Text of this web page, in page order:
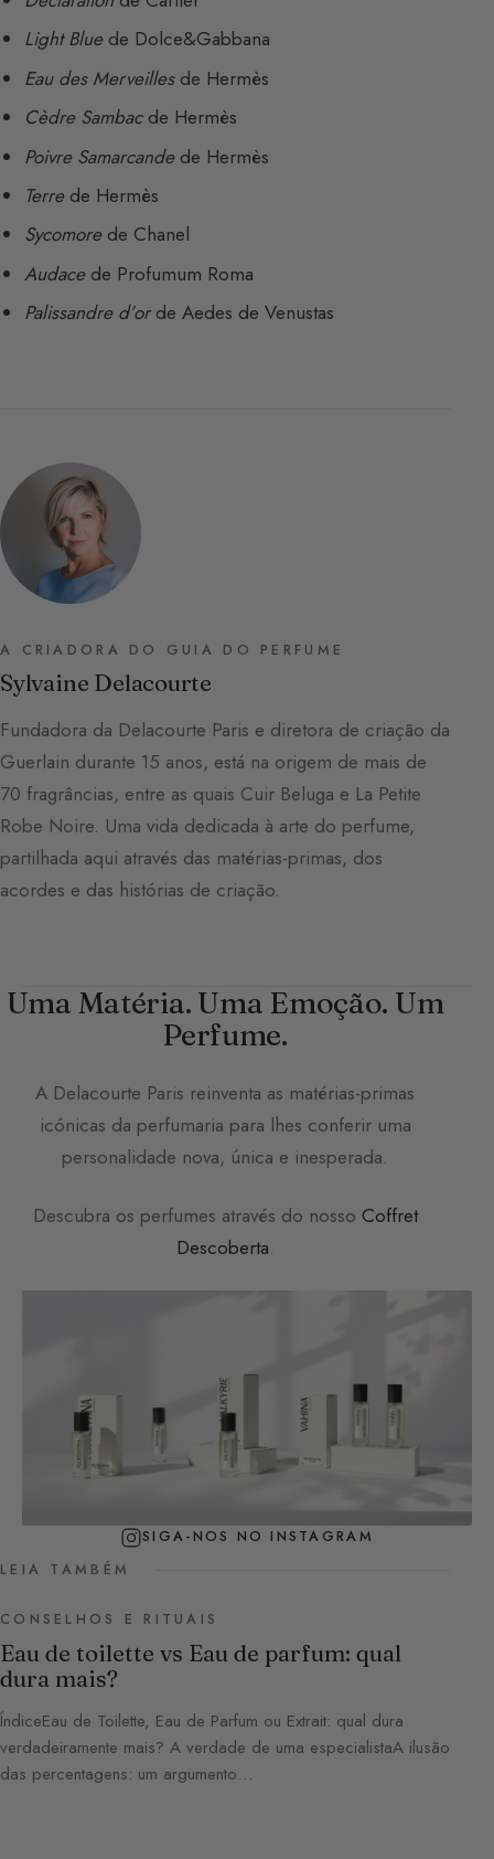
Light Bluede Dolce&Gabbana
Eau des Merveillesde Hermès
Cèdre Sambacde Hermès
Poivre Samarcandede Hermès
Terrede Hermès
Sycomorede Chanel
Audacede Profumum Roma
Palissandre d’orde Aedes de Venustas
A CRIADORA DO GUIA DO PERFUME
Sylvaine Delacourte
Fundadora da Delacourte Paris e diretora de criação da
Guerlain durante 15 anos, está na origem de mais de
70 fragrâncias, entre as quais Cuir Beluga e La Petite
Robe Noire. Uma vida dedicada à arte do perfume,
partilhada aqui através das matérias-primas, dos
acordes e das histórias de criação.
Uma Matéria. Uma Emoção. Um
Perfume.
A Delacourte Paris reinventa as matérias-primas
icónicas da perfumaria para lhes conferir uma
personalidade nova, única e inesperada.
Descubra os perfumes através do nosso Coffret
Descoberta.
SIGA-NOS NO INSTAGRAM
LEIA TAMBÉM
CONSELHOS E RITUAIS
Eau de toilette vs Eau de parfum: qual
dura mais?
ÍndiceEau de Toilette, Eau de Parfum ou Extrait: qual dura
verdadeiramente mais? A verdade de uma especialistaA ilusão
das percentagens: um argumento…